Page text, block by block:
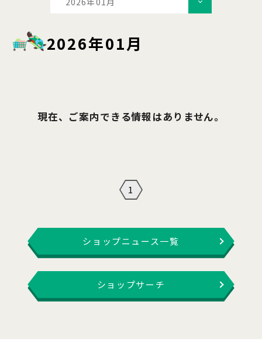
2026年01月
現在、ご案内できる情報はありません。
1
ショップニュース一覧
ショップサーチ